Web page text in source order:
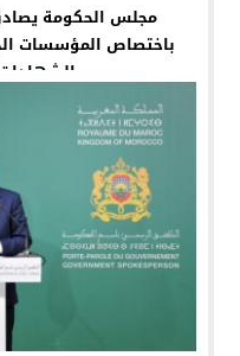
مجلس الحكومة
باختصاص المؤسسات